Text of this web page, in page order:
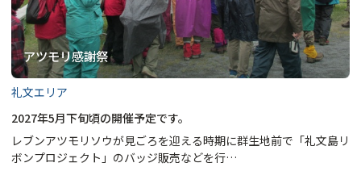
アツモリ感謝祭
礼文エリア
2027年5月下旬頃の開催予定です。
レブンアツモリソウが見ごろを迎える時期に群生地前で「礼文島リ
ボンプロジェクト」のバッジ販売などを行…